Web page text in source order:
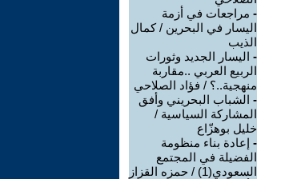
- مراجعات في أزمة
اليسار في البحرين / كمال
الذيب
- اليسار الجديد وثورات
الربيع العربي ..مقاربة
منهجية..؟ / فؤاد الصلاحي
- الشباب البحريني وأفق
المشاركة السياسية /
خليل بوهزّاع
- إعادة بناء منظومة
الفضيلة في المجتمع
السعودي(1) / حمزه القزاز